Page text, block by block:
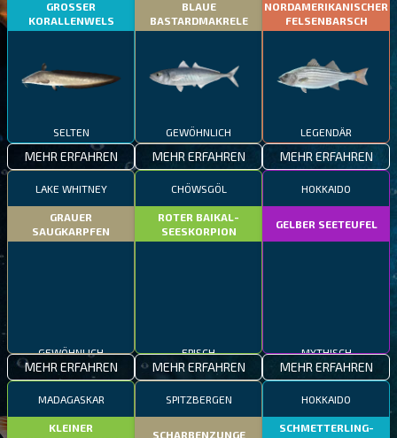
GROSSER
KORALLENWELS
SELTEN
MEHR ERFAHREN
BLAUE
BASTARDMAKRELE
GEWÖHNLICH
MEHR ERFAHREN
NORDAMERIKANISCHER
FELSENBARSCH
LEGENDÄR
MEHR ERFAHREN
LAKE WHITNEY
GRAUER
SAUGKARPFEN
MEHR ERFAHREN
CHÖWSGÖL
ROTER BAIKAL-
SEESKORPION
MEHR ERFAHREN
HOKKAIDO
GELBER SEETEUFEL
MEHR ERFAHREN
MADAGASKAR
KLEINER
SPITZBERGEN
SCHARBENZUNGE
HOKKAIDO
SCHMETTERLING-